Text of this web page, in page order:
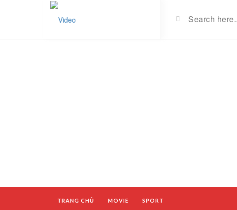
TRANG CHỦ MOVIE SPORT